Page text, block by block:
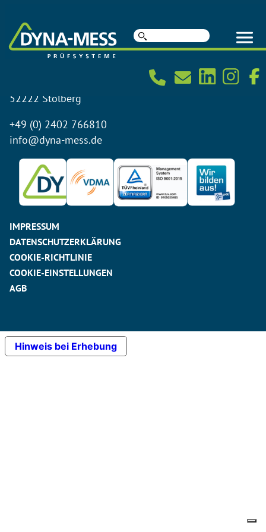
Suche
nach:
© 2026 DYNA-MESS
DYNA-MESS Prüfsysteme GmbH
52222 Stolberg
+49 (0) 2402 766810
info@dyna-mess.de
IMPRESSUM
DATENSCHUTZERKLÄRUNG
COOKIE-RICHTLINIE
COOKIE-EINSTELLUNGEN
AGB
Hinweis bei Erhebung